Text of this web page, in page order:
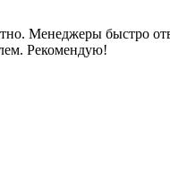
Менеджеры быстро
Рекомендую!